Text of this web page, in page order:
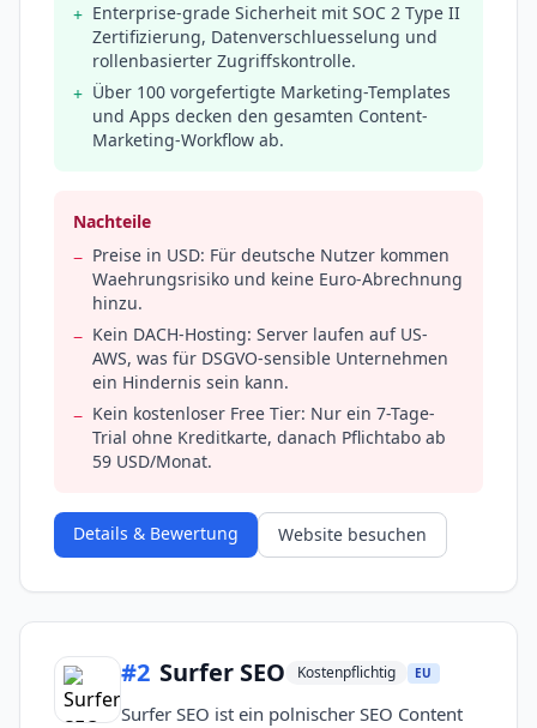
+ Enterprise-grade Sicherheit mit SOC 2 Type II
Zertifizierung, Datenverschluesselung und
rollenbasierter Zugriffskontrolle.
+ Über 100 vorgefertigte Marketing-Templates
und Apps decken den gesamten Content-
Marketing-Workflow ab.
Nachteile
− Preise in USD: Für deutsche Nutzer kommen
Waehrungsrisiko und keine Euro-Abrechnung
hinzu.
− Kein DACH-Hosting: Server laufen auf US-
AWS, was für DSGVO-sensible Unternehmen
ein Hindernis sein kann.
− Kein kostenloser Free Tier: Nur ein 7-Tage-
Trial ohne Kreditkarte, danach Pflichtabo ab
59 USD/Monat.
Details & Bewertung Website besuchen
#2 Surfer SEO Kostenpflichtig EU
Surfer SEO ist ein polnischer SEO Content